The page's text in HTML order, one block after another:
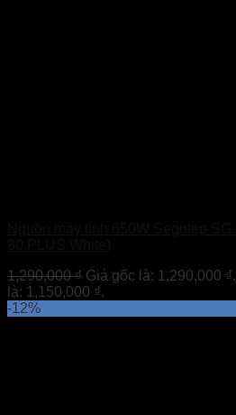
1,290,000₫ Giá gốc là: 1,290,000 ₫.
là: 1,150,000 ₫.
-12%